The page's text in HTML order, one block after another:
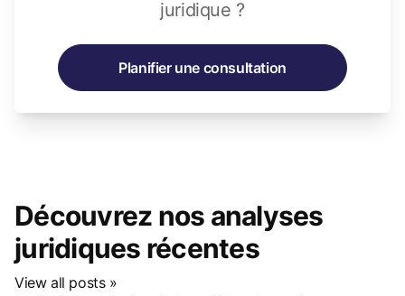
juridique ?
Planifier une consultation
Découvrez nos analyses
juridiques récentes
View all posts »